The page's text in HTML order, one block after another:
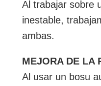
Al trabajar sobre
inestable,
ambas.
MEJORA DE LA
Al usar un bosu